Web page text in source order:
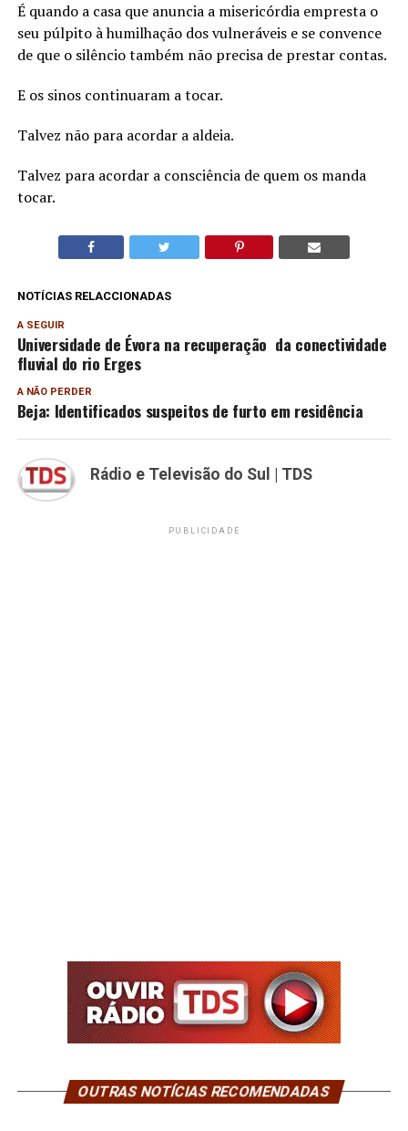
É quando a casa que anuncia a misericórdia empresta o
seu púlpito à humilhação dos vulneráveis e se convence
de que o silêncio também não precisa de prestar contas.
E os sinos continuaram a tocar.
Talvez não para acordar a aldeia.
Talvez para acordar a consciência de quem os manda
tocar.
NOTÍCIAS RELACCIONADAS
A SEGUIR
Universidade de Évora na recuperação da conectividade
fluvial do rio Erges
A NÃO PERDER
Beja: Identificados suspeitos de furto em residência
Rádio e Televisão do Sul | TDS
PUBLICIDADE
OUTRAS NOTÍCIAS RECOMENDADAS